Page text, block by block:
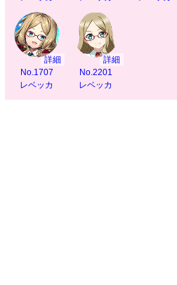
詳細
No.1707
レベッカ
詳細
No.2201
レベッカ